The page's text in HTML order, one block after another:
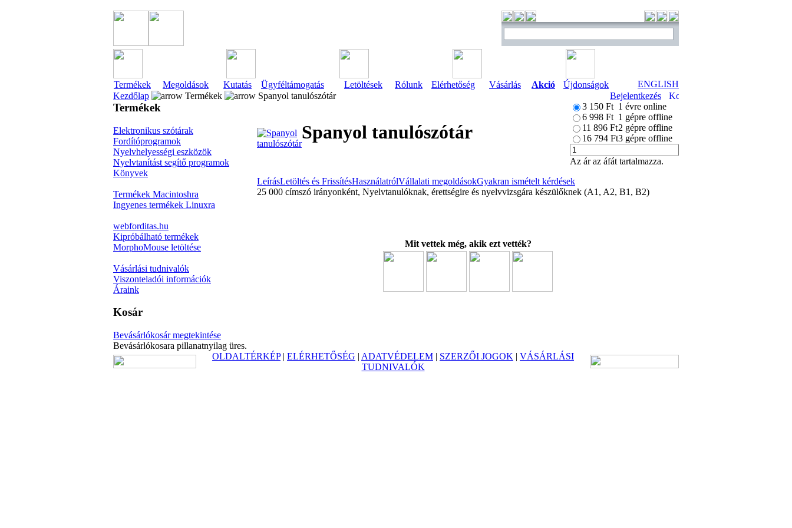
Termékek Megoldások Kutatás Ügyféltámogatás Letöltések Rólunk Elérhetőség Vásárlás Akció Újdonságok
ENGLISH
Kezdőlap
Termékek Spanyol tanulószótár Bejelentkezés
Termékek
Elektronikus szótárak
Fordítóprogramok
Nyelvhelyességi eszközök
Nyelvtanítást segítő programok
Könyvek
Termékek Macintoshra
Ingyenes termékek Linuxra
webforditas.hu
Kipróbálható termékek
MorphoMouse letöltése
Vásárlási tudnivalók
Viszonteladói információk
Áraink
Kosár
Bevásárlókosár megtekintése
Bevásárlókosara pillanatnyilag üres.
Spanyol tanulószótár
3 150 Ft 1 évre online
6 998 Ft 1 gépre offline
11 896 Ft2 gépre offline
16 794 Ft3 gépre offline
Az ár az áfát tartalmazza.
LeírásLetöltés és FrissítésHasználatrólVállalati megoldásokGyakran ismételt kérdések
25 000 címszó irányonként, Nyelvtanulóknak, érettségire és nyelvvizsgára készülőknek (A1, A2, B1, B2)
Mit vettek még, akik ezt vették?
OLDALTÉRKÉP| ELÉRHETŐSÉG | ADATVÉDELEM | SZERZŐI JOGOK | VÁSÁRLÁSI
TUDNIVALÓK